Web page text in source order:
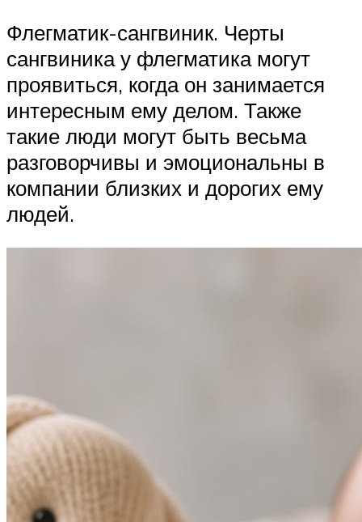
Флегматик-сангвиник. Черты
сангвиника у флегматика могут
проявиться, когда он занимается
интересным ему делом. Также
такие люди могут быть весьма
разговорчивы и эмоциональны в
компании близких и дорогих ему
людей.